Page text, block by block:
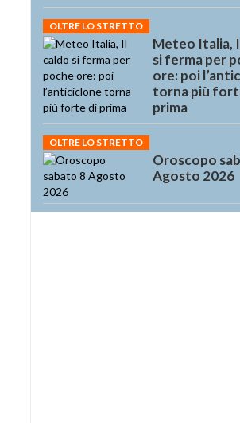
OLTRE LO STRETTO
Meteo Italia,
si ferma per
ore: poi
torna più
prima
OLTRE LO STRETTO
Oroscopo
Agosto 2026